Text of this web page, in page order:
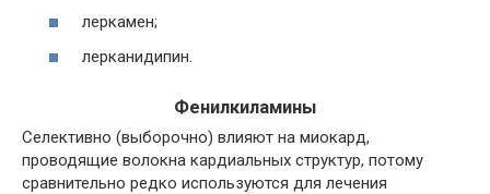
леркамен;
лерканидипин.
Фенилкиламины
Селективно (выборочно) влияют на миокард,
проводящие волокна кардиальных структур, потому
сравнительно редко используются для лечения